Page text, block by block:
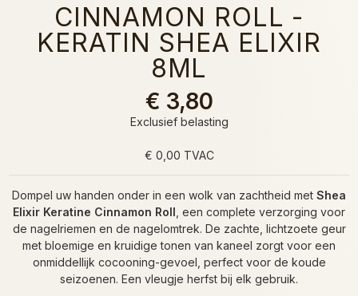
CINNAMON ROLL -
KERATIN SHEA ELIXIR
8ML
€ 3,80
Exclusief belasting
€ 0,00 TVAC
Dompel uw handen onder in een wolk van zachtheid met Shea
Elixir Keratine Cinnamon Roll , een complete verzorging voor
de nagelriemen en de nagelomtrek. De zachte, lichtzoete geur
met bloemige en kruidige tonen van kaneel zorgt voor een
onmiddellijk cocooning-gevoel, perfect voor de koude
seizoenen. Een vleugje herfst bij elk gebruik.